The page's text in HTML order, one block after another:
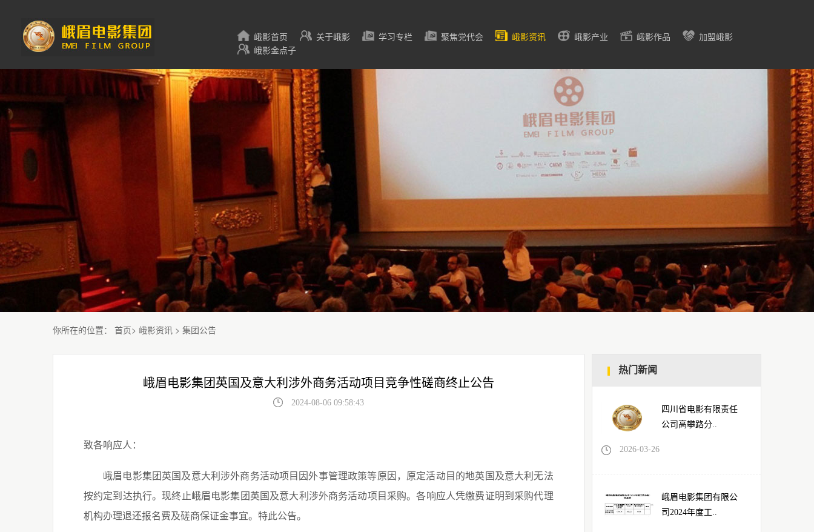
峨影首页 关于峨影 学习专栏 聚焦党代会 峨影资讯 峨影产业 峨影作品
加盟峨影
峨影金点子
你所在的位置： 首页> 峨影资讯 > 集团公告
热门新闻
四川省电影有限责任
公司高攀路分..
2026-03-26
峨眉电影集团有限公
司2024年度工..
峨眉电影集团英国及意大利涉外商务活动项目竞争性磋商终止公告
2024-08-06 09:58:43
致各响应人：
峨眉电影集团英国及意大利涉外商务活动项目因外事管理政策等原因，原定活动目的地英国及意大利无法
按约定到达执行。现终止峨眉电影集团英国及意大利涉外商务活动项目采购。各响应人凭缴费证明到采购代理
机构办理退还报名费及磋商保证金事宜。 特此公告。